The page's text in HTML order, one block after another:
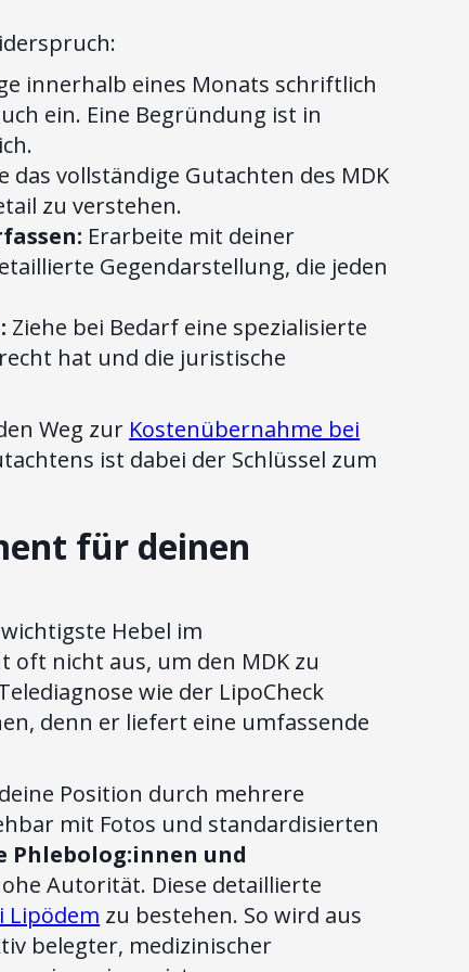
innerhalb eines Monats schriftlich
ein. Eine Begründung ist in
das vollständige Gutachten des MDK
zu verstehen.
Erarbeite mit deiner
Gegendarstellung, die jeden
Ziehe bei Bedarf eine spezialisierte
hat und die juristische
Weg zur Kostenübernahme bei
ist dabei der Schlüssel zum
für deinen
Hebel im
oft nicht aus, um den MDK zu
wie der LipoCheck
denn er liefert eine umfassende
Position durch mehrere
mit Fotos und standardisierten
Phlebolog:innen und
Autorität. Diese detaillierte
Lipödem zu bestehen. So wird aus
belegter, medizinischer